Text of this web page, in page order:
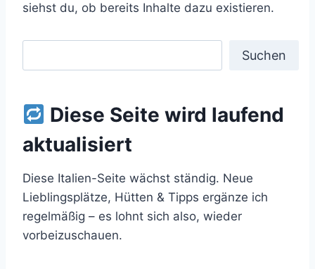
siehst du, ob bereits Inhalte dazu existieren.
u
h
e
n
Suchen
Diese Seite wird laufend
aktualisiert
Diese Italien-Seite wächst ständig. Neue
Lieblingsplätze, Hütten & Tipps ergänze ich
regelmäßig – es lohnt sich also, wieder
vorbeizuschauen.